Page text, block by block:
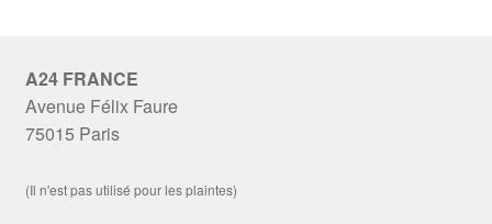
A24 FRANCE
Avenue Félix Faure
75015 Paris
(Il n'est pas utilisé pour les plaintes)